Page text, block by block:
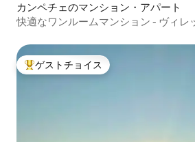
カンペチェのマンション・アパート
快適なワンルームマンション - ヴィレ
大好評のゲストチョイスです。
ゲストチョイス